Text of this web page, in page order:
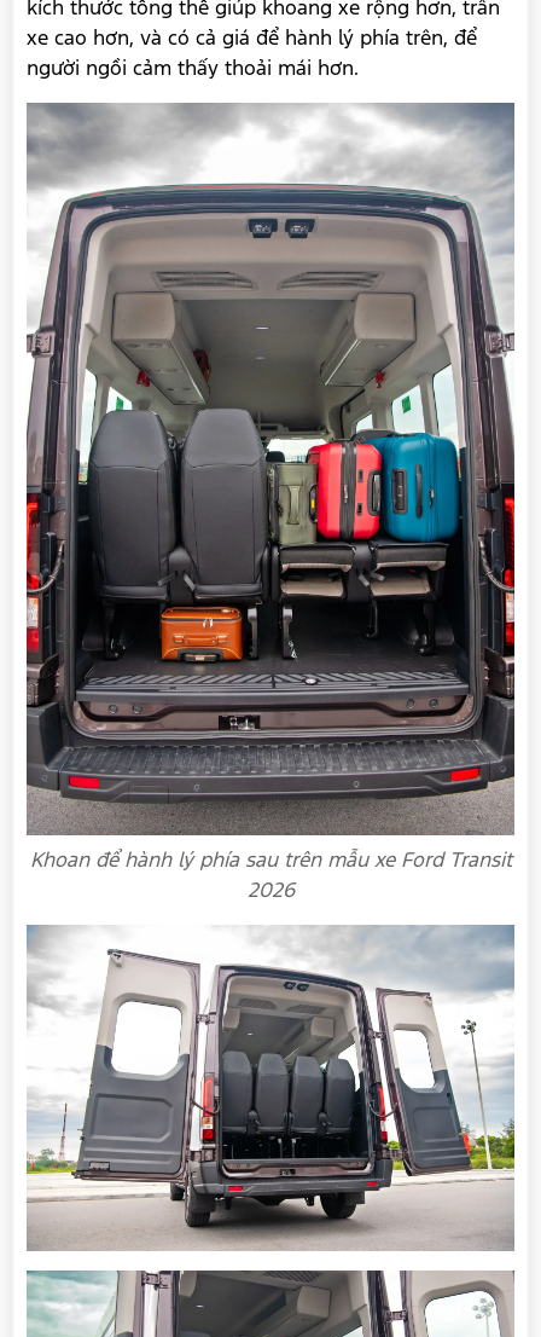
kích thước tổng thể giúp khoang xe rộng hơn, trần
xe cao hơn, và có cả giá để hành lý phía trên, để
người ngồi cảm thấy thoải mái hơn.
Khoan để hành lý phía sau trên mẫu xe Ford Transit
2026
ĐĂNG KÝ NGAY